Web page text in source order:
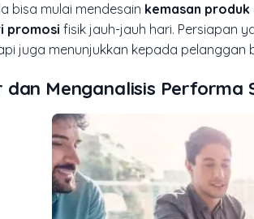
bisa mulai mendesain kemasan produk
promosi fisik jauh-jauh hari. Persiapan
juga menunjukkan kepada
dan Menganalisis Performa